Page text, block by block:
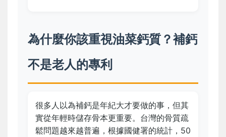
為什麼你該重視油菜鈣質？補鈣
不是老人的專利
很多人以為補鈣是年紀大才要做的事，但其
實從年輕時儲存骨本更重要。台灣的骨質疏
鬆問題越來越普遍，根據國健署的統計，50